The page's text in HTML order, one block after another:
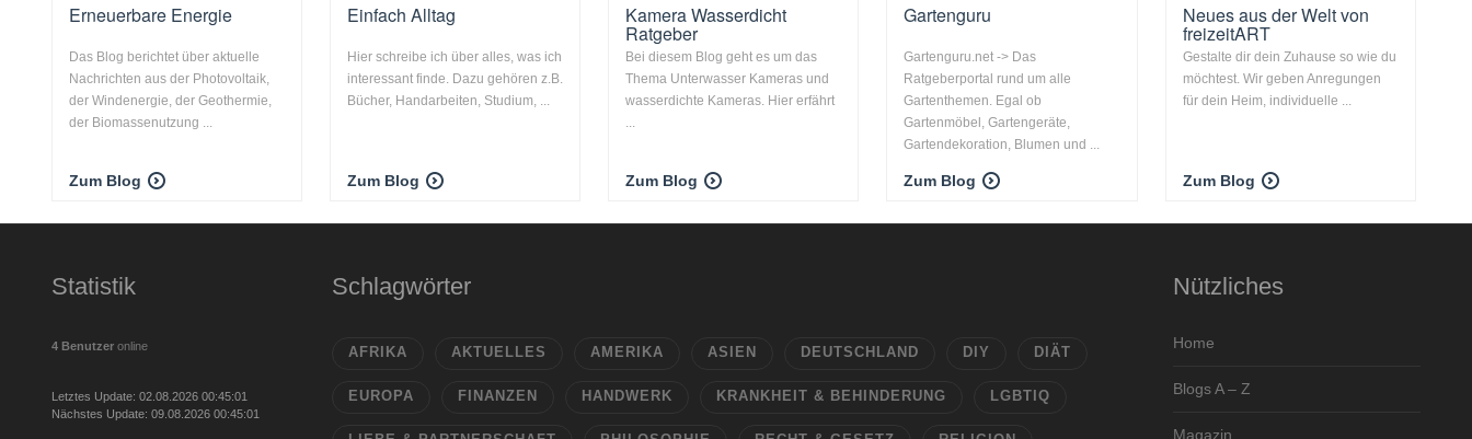
Erneuerbare Energie
Das Blog berichtet über aktuelle
Nachrichten aus der Photovoltaik,
der Windenergie, der Geothermie,
der Biomassenutzung ...
Zum Blog
Einfach Alltag
Hier schreibe ich über alles, was ich
interessant finde. Dazu gehören z.B.
Bücher, Handarbeiten, Studium, ...
Zum Blog
Kamera Wasserdicht
Ratgeber
Bei diesem Blog geht es um das
Thema Unterwasser Kameras und
wasserdichte Kameras. Hier erfährt
...
Zum Blog
Gartenguru
Gartenguru.net -> Das
Ratgeberportal rund um alle
Gartenthemen. Egal ob
Gartenmöbel, Gartengeräte,
Gartendekoration, Blumen und ...
Zum Blog
Neues aus der Welt von
freizeitART
Gestalte dir dein Zuhause so wie du
möchtest. Wir geben Anregungen
für dein Heim, individuelle ...
Zum Blog
Statistik
4 Benutzer online
Letztes Update: 02.08.2026 00:45:01
Nächstes Update: 09.08.2026 00:45:01
Schlagwörter
AFRIKA AKTUELLES AMERIKA ASIEN DEUTSCHLAND DIY DIÄT
EUROPA FINANZEN HANDWERK KRANKHEIT & BEHINDERUNG LGBTIQ
Nützliches
Home
Blogs A – Z
Magazin